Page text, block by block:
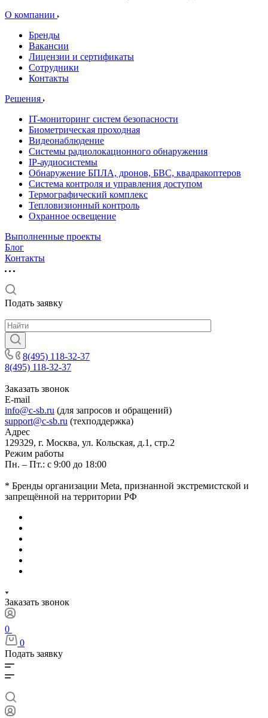
О компании
Бренды
Вакансии
Лицензии и сертификаты
Сотрудники
Контакты
Решения
IT-мониторинг систем безопасности
Биометрическая проходная
Видеонаблюдение
Системы радиолокационного обнаружения
IP-аудиосистемы
Обнаружение БПЛА, дронов, БВС, квадракоптеров
Система контроля и управления доступом
Термографический комплекс
Тепловизионный контроль
Охранное освещение
Выполненные проекты
Блог
Контакты
Подать заявку
8(495) 118-32-37
8(495) 118-32-37
Заказать звонок
E-mail
info@c-sb.ru (для запросов и обращений)
support@c-sb.ru (техподдержка)
Адрес
129329, г. Москва, ул. Кольская, д.1, стр.2
Режим работы
Пн. – Пт.: с 9:00 до 18:00
* Бренды организации Meta, признанной экстремистской и
запрещённой на территории РФ
Заказать звонок
0
0
Подать заявку